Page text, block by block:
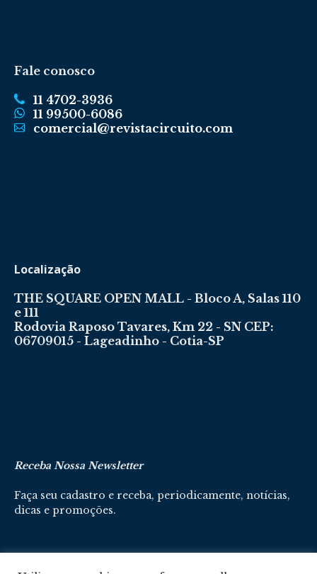
Fale conosco
11 4702-3936
11 99500-6086
comercial@revistacircuito.com
Localização
THE SQUARE OPEN MALL - Bloco A, Salas 110
e 111
Rodovia Raposo Tavares, Km 22 - SN CEP:
06709015 - Lageadinho - Cotia-SP
Receba Nossa Newsletter
Faça seu cadastro e receba, periodicamente, notícias,
dicas e promoções.